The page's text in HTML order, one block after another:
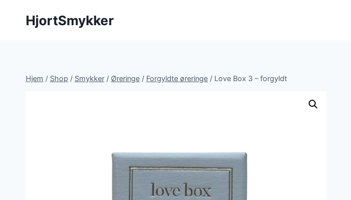
HjortSmykker
Hjem / Shop / Smykker / Øreringe / Forgyldte øreringe / Love Box 3 – forgyldt